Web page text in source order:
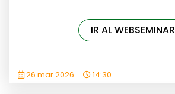
26 mar 2026 14:30
IR AL WEBSEMINAR